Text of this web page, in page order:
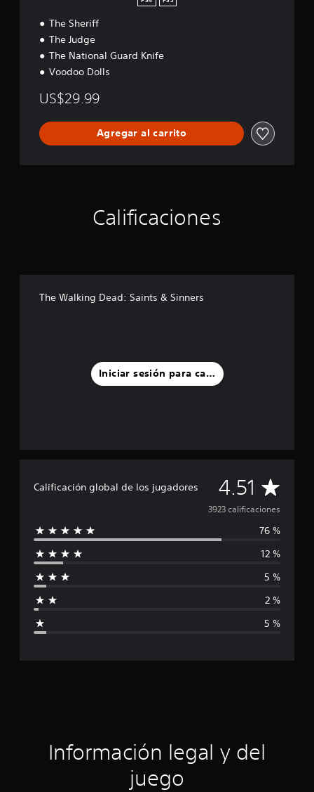
The Sheriff
The Judge
The National Guard Knife
Voodoo Dolls
US$29.99
Agregar al carrito
Calificaciones
The Walking Dead: Saints & Sinners
Iniciar sesión para calificar
Calificación global de los jugadores 4.51 C
a
a
ó
3923 calificaciones
76 %
12 %
5 %
2 %
5 %
Información legal y del
juego